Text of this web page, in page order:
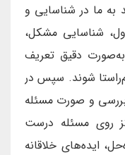
ما در شناسایی و
شناسایی مشکل،
دقیق تعریف
شوند. سپس در
و صورت مسئله
روی مسئله درست
ایده‌های خلاقانه